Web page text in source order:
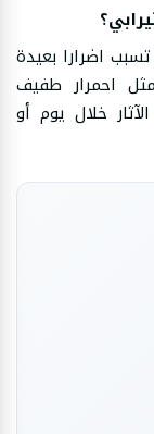
اضرارا بعيدة
احمرار طفيف
خلال يوم أو